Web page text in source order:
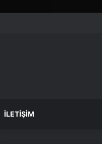
İLETIŞIM